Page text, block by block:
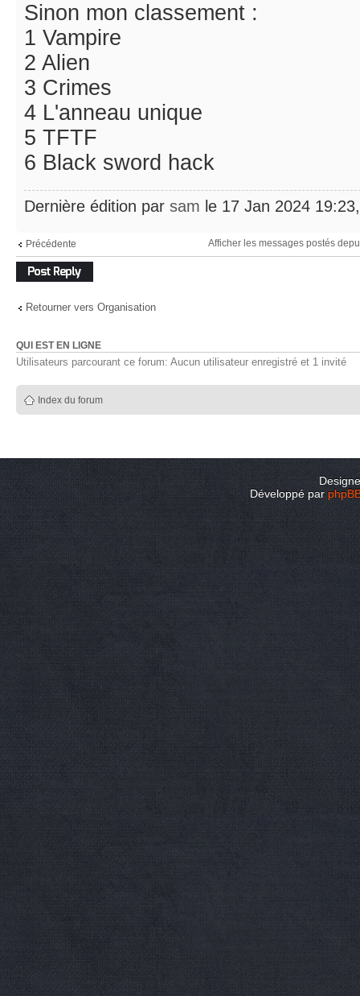
Sinon mon classement :
1 Vampire
2 Alien
3 Crimes
4 L'anneau unique
5 TFTF
6 Black sword hack
Dernière édition par sam le 17 Jan 2024
Précédente Afficher les messages postés
Répondre
Retourner vers Organisation
QUI EST EN LIGNE
Utilisateurs parcourant ce forum: Aucun utilisateur enregistré et 1 invité
Index du forum
Développé par